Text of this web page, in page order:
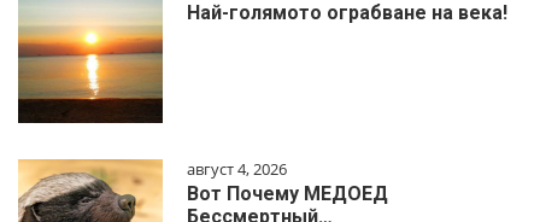
Най-голямото ограбване на века!
август 4, 2026
Вот Почему МЕДОЕД
Бессмертный…